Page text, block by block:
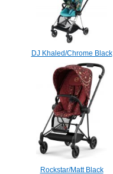
DJ Khaled/Chrome Black
Rockstar/Matt Black